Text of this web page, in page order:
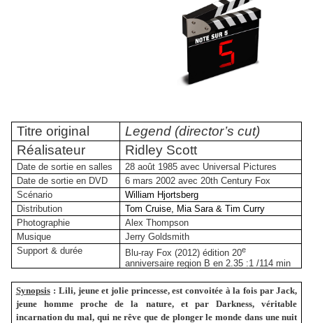
Titre original
Legend (director’s cut)
Réalisateur
Ridley Scott
Date de sortie en salles
28 août 1985 avec Universal Pictures
Date de sortie en DVD
6 mars 2002 avec 20th Century Fox
Scénario
William Hjortsberg
Distribution
Tom Cruise, Mia Sara & Tim Curry
Photographie
Alex Thompson
Musique
Jerry Goldsmith
Support & durée
Blu-ray Fox (2012) édition 20e
anniversaire region B en 2.35 :1 /114 min
Synopsis : Lili, jeune et jolie princesse, est convoitée à la fois par Jack,
jeune homme proche de la nature, et par Darkness, véritable
incarnation du mal, qui ne rêve que de plonger le monde dans une nuit